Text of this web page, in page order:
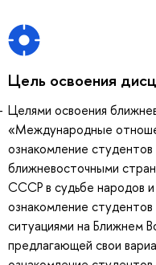
Цель освоения
Целями освоения
«Международные
ознакомление
ближневосточными
СССР в судьбе народов
ознакомление
ситуациями на Ближнем
предлагающей свои